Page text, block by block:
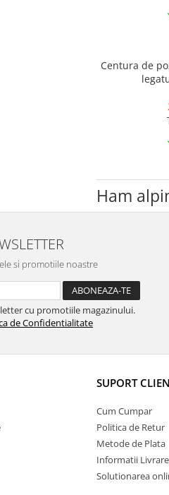
Centura de
Ham
si promotiile noastre
cu promotiile magazinului.
de Confidentialitate
SUPORT
Cum Cumpar
Politica de Retur
Metode de Plata
Informatii Livrare
Solutionarea